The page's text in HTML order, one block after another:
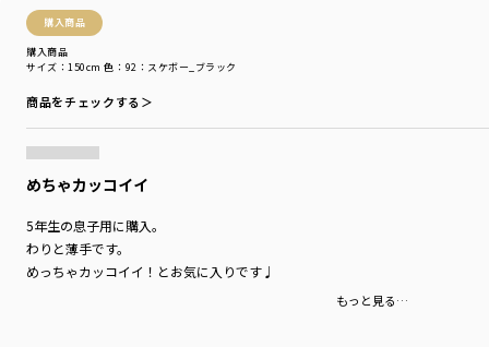
購入商品
購入商品
サイズ：150cm 色：92：スケボー_ブラック
商品をチェックする＞
めちゃカッコイイ
5年生の息子用に購入。
わりと薄手です。
めっちゃカッコイイ！とお気に入りです♩
もっと見る…